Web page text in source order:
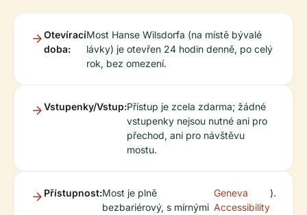
Otevírací
doba:
Most Hanse Wilsdorfa (na místě bývalé
lávky) je otevřen 24 hodin denně, po celý
rok, bez omezení.
Vstupenky/Vstup:Přístup je zcela zdarma; žádné
vstupenky nejsou nutné ani pro
přechod, ani pro návštěvu
mostu.
Přístupnost:Most je plně
bezbariérový, s mírnými
Geneva
Accessibility
).